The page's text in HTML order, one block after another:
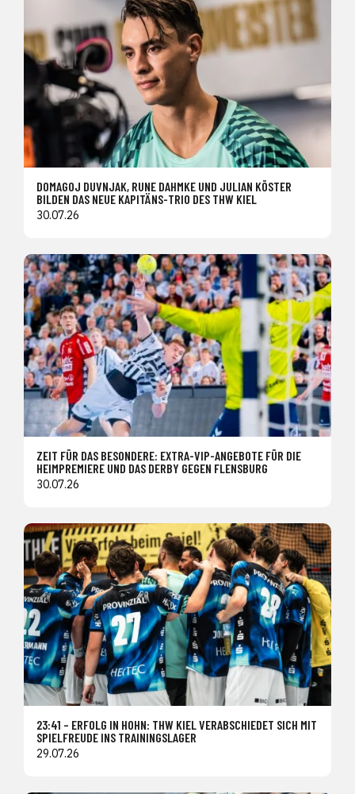
DOMAGOJ DUVNJAK, RUNE DAHMKE UND JULIAN KÖSTER
BILDEN DAS NEUE KAPITÄNS-TRIO DES THW KIEL
30.07.26
ZEIT FÜR DAS BESONDERE: EXTRA-VIP-ANGEBOTE FÜR DIE
HEIMPREMIERE UND DAS DERBY GEGEN FLENSBURG
30.07.26
23:41 – ERFOLG IN HOHN: THW KIEL VERABSCHIEDET SICH MIT
SPIELFREUDE INS TRAININGSLAGER
29.07.26